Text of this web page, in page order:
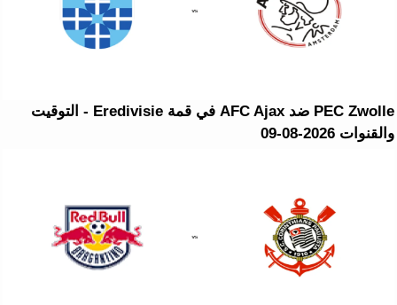
PEC Zwolle ضد AFC Ajax في قمة Eredivisie - التوقيت
والقنوات 2026-08-09